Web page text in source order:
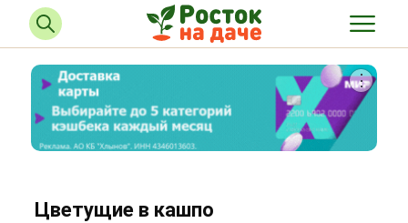
Цветущие в кашпо